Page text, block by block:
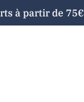
à partir de 75€